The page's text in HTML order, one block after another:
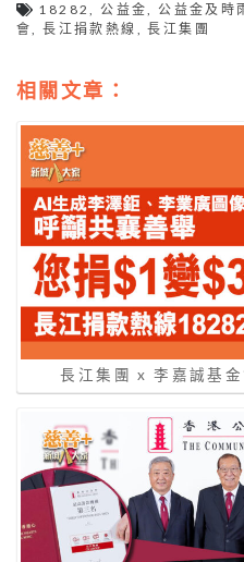
18282,公益金,公益金及時
會,長江捐款熱線 ,長江集團
相關文章：
長江集團 x 李嘉誠基